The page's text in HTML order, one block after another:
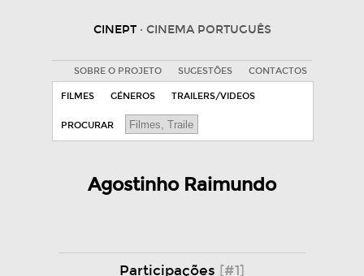
CINEPT · CINEMA PORTUGUÊS
SOBRE O PROJETO SUGESTÕES CONTACTOS
FILMES GÉNEROS TRAILERS/VIDEOS
PROCURAR
Agostinho Raimundo
Participações [#1]